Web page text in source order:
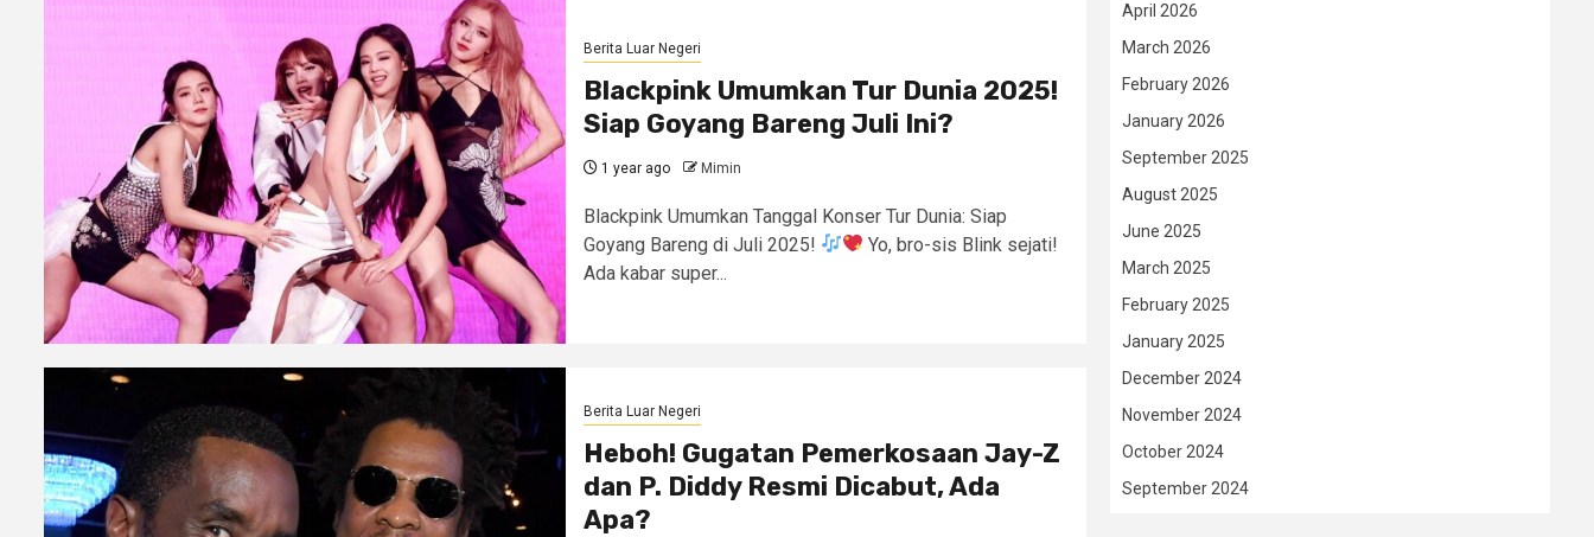
Berita Luar Negeri
Blackpink Umumkan Tur Dunia 2025!
Siap Goyang Bareng Juli Ini?
1 year ago Mimin
Blackpink Umumkan Tanggal Konser Tur Dunia: Siap
Goyang Bareng di Juli 2025!
Yo, bro-sis Blink sejati!
Ada kabar super...
Berita Luar Negeri
Heboh! Gugatan Pemerkosaan Jay-Z
dan P. Diddy Resmi Dicabut, Ada
Apa?
April 2026
March 2026
February 2026
January 2026
September 2025
August 2025
June 2025
March 2025
February 2025
January 2025
December 2024
November 2024
October 2024
September 2024